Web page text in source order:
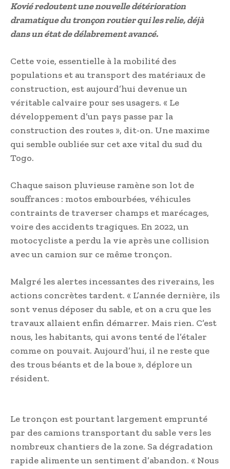
Kovié redoutent une nouvelle détérioration
dramatique du tronçon routier qui les relie, déjà
dans un état de délabrement avancé.
Cette voie, essentielle à la mobilité des
populations et au transport des matériaux de
construction, est aujourd’hui devenue un
véritable calvaire pour ses usagers. « Le
développement d’un pays passe par la
construction des routes », dit-on. Une maxime
qui semble oubliée sur cet axe vital du sud du
Togo.
Chaque saison pluvieuse ramène son lot de
souffrances : motos embourbées, véhicules
contraints de traverser champs et marécages,
voire des accidents tragiques. En 2022, un
motocycliste a perdu la vie après une collision
avec un camion sur ce même tronçon.
Malgré les alertes incessantes des riverains, les
actions concrètes tardent. « L’année dernière, ils
sont venus déposer du sable, et on a cru que les
travaux allaient enfin démarrer. Mais rien. C’est
nous, les habitants, qui avons tenté de l’étaler
comme on pouvait. Aujourd’hui, il ne reste que
des trous béants et de la boue », déplore un
résident.
Le tronçon est pourtant largement emprunté
par des camions transportant du sable vers les
nombreux chantiers de la zone. Sa dégradation
rapide alimente un sentiment d’abandon. « Nous